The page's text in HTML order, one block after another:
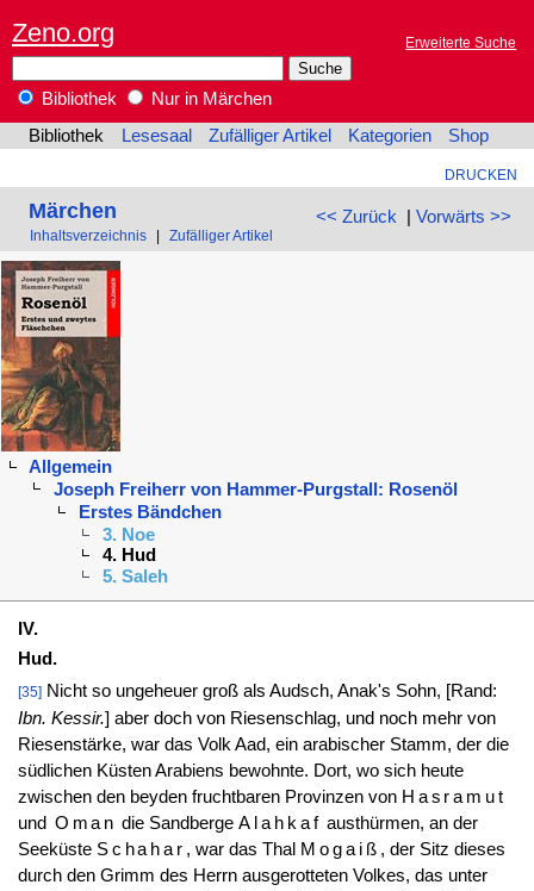
Zeno.org Erweiterte Suche
Bibliothek
Nur in Märchen
Bibliothek
Lesesaal Zufälliger Artikel Kategorien Shop
DRUCKEN
<< Zurück | Vorwärts >>
Märchen
Inhaltsverzeichnis Zufälliger Artikel
Allgemein
Joseph Freiherr von Hammer-Purgstall: Rosenöl
Erstes Bändchen
3. Noe
4. Hud
5. Saleh
IV.
Hud.
[35]Nicht so ungeheuer groß als Audsch, Anak's Sohn, [Rand:
Ibn. Kessir.] aber doch von Riesenschlag, und noch mehr von
Riesenstärke, war das Volk Aad, ein arabischer Stamm, der die
südlichen Küsten Arabiens bewohnte. Dort, wo sich heute
zwischen den beyden fruchtbaren Provinzen von Hasramut
und Oman die SandbergeAlahkaf austhürmen, an der
Seeküste Schahar , war das Thal Mogaiß , der Sitz dieses
durch den Grimm des Herrn ausgerotteten Volkes, das unter